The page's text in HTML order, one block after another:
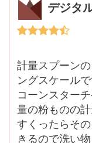
デジタ
計量スプーン
ングスケールで
コーンスター
量の粉ものの
すくったらそ
きるので洗い